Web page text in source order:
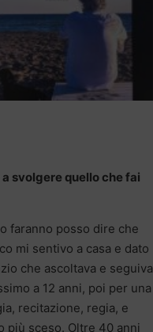
svolgere quello che fai
faranno posso dire che
mi sentivo a casa e dato
che ascoltava e seguiva
a 12 anni, poi per una
recitazione, regia, e
più sceso. Oltre 40 anni